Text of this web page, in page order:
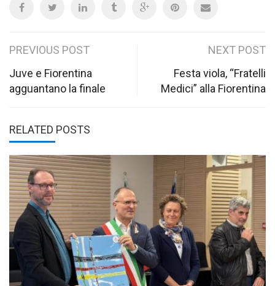
Post
navigation
PREVIOUS POST
Juve e Fiorentina
agguantano la finale
NEXT POST
Festa viola, “Fratelli
Medici” alla Fiorentina
RELATED POSTS